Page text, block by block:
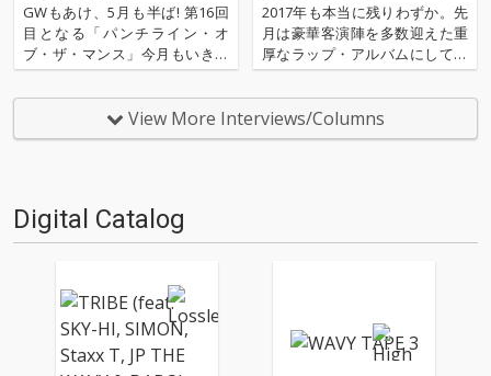
イン・オブ・ザ・マンス」 第16
回
GWもあけ、5月も半ば! 第16回
目となる「パンチライン・オ
ブ・ザ・マンス」今月もいきま
すよ! 先月は初の映画特集という
ことで、神奈川県大和市を舞台
にした映画『大和(カリフォルニ
ア)』をピックアップしました。
イン・オブ・ザ・マンス」 第11
回
2017年も本当に残りわずか。先
月は豪華客演陣を多数迎えた重
厚なラップ・アルバムにして、
4年半ぶりの作品となったKOJOE
の『here』を特集しました。第
11回目を迎えた今月の「パンチ
ライン・オブ・ザ・マンス」は
View More Interviews/Columns
Digital Catalog